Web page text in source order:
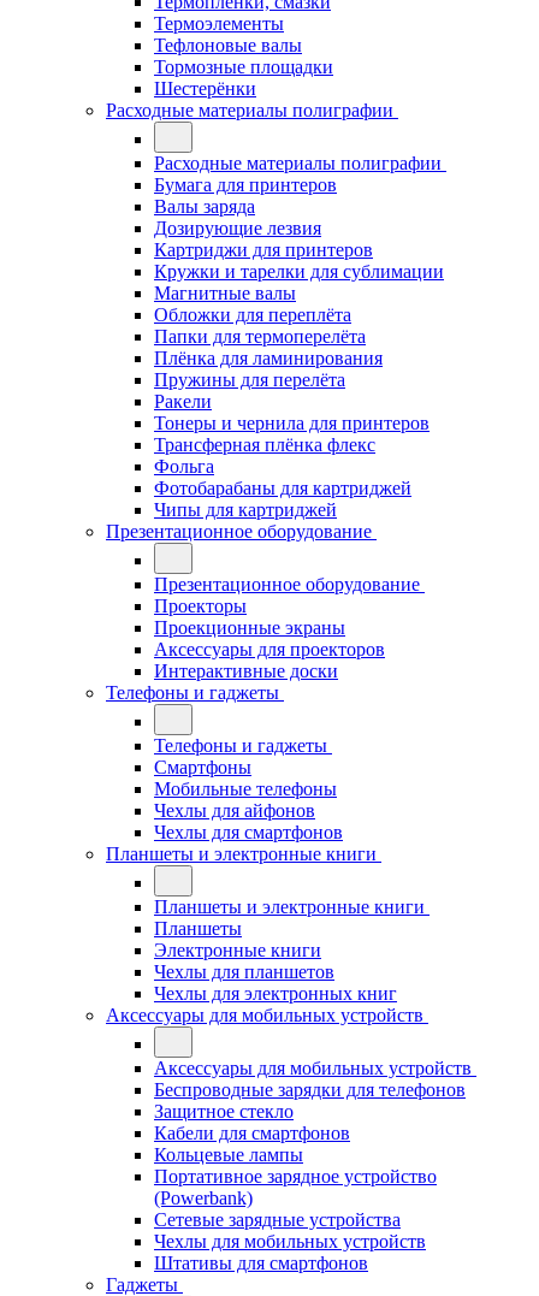
Термоэлементы
Тефлоновые валы
Тормозные площадки
Шестерёнки
Расходные материалы полиграфии
Расходные материалы полиграфии
Бумага для принтеров
Валы заряда
Дозирующие лезвия
Картриджи для принтеров
Кружки и тарелки для сублимации
Магнитные валы
Обложки для переплёта
Папки для термоперелёта
Плёнка для ламинирования
Пружины для перелёта
Ракели
Тонеры и чернила для принтеров
Трансферная плёнка флекс
Фольга
Фотобарабаны для картриджей
Чипы для картриджей
Презентационное оборудование
Презентационное оборудование
Проекторы
Проекционные экраны
Аксессуары для проекторов
Интерактивные доски
Телефоны и гаджеты
Телефоны и гаджеты
Смартфоны
Мобильные телефоны
Чехлы для айфонов
Чехлы для смартфонов
Планшеты и электронные книги
Планшеты и электронные книги
Планшеты
Электронные книги
Чехлы для планшетов
Чехлы для электронных книг
Аксессуары для мобильных устройств
Аксессуары для мобильных устройств
Беспроводные зарядки для телефонов
Защитное стекло
Кабели для смартфонов
Кольцевые лампы
Портативное зарядное устройство
(Powerbank)
Сетевые зарядные устройства
Чехлы для мобильных устройств
Штативы для смартфонов
Гаджеты